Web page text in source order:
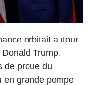
orbitait autour
Trump,
de proue du
en grande pompe